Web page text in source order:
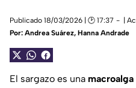
Publicado 18/03/2026 | 🕑 17:37
|
Por: Andrea Suárez, Hanna Andrade
El sargazo es una